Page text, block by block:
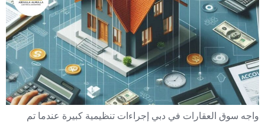
واجه سوق العقارات في دبي إجراءات تنظيمية كبيرة عندما تم